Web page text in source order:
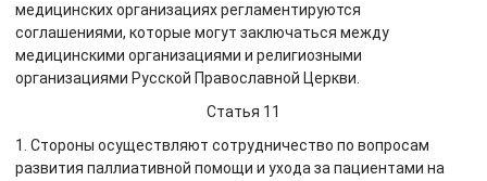
медицинских организациях регламентируются
соглашениями, которые могут заключаться между
медицинскими организациями и религиозными
организациями Русской Православной Церкви.
Статья 11
1. Стороны осуществляют сотрудничество по вопросам
развития паллиативной помощи и ухода за пациентами на